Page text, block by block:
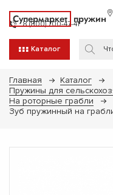
Супермаркет пружин
8 (800) 700-47-41
Каталог
Главная
Каталог
Пружины для
На роторные грабли
Зуб пружинный на